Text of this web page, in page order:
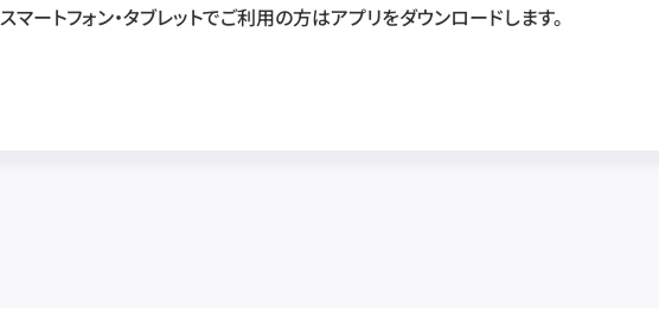
スマートフォン・タブレットでご利用の方はアプリをダウンロードします。